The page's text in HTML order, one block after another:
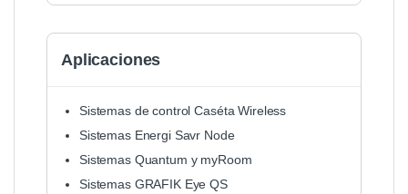
Aplicaciones
Sistemas de control Caséta Wireless
Sistemas Energi Savr Node
Sistemas Quantum y myRoom
Sistemas GRAFIK Eye QS